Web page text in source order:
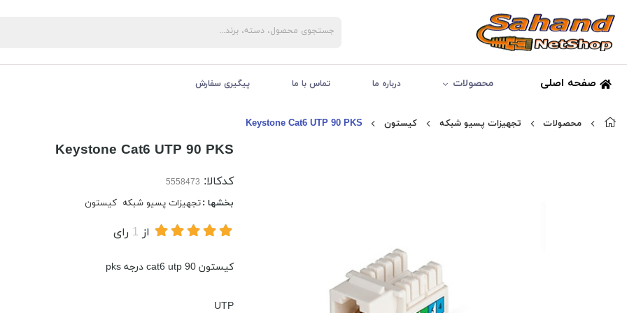
صفحه اصلی محصولات درباره ما تماس با ما پیگیری سفارش
محصولات تجهیزات پسیو شبکه کیستون Keystone Cat6 UTP 90 PKS
Keystone Cat6 UTP 90 PKS
کدکالا:
بخشها :تجهیزات پسیو شبکه کیستون
از 1 رای
کیستون cat6 utp 90 درجه pks
UTP